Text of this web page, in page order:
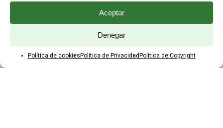
Aceptar
Denegar
Política de cookies Política de Privacidad Política de Copyright